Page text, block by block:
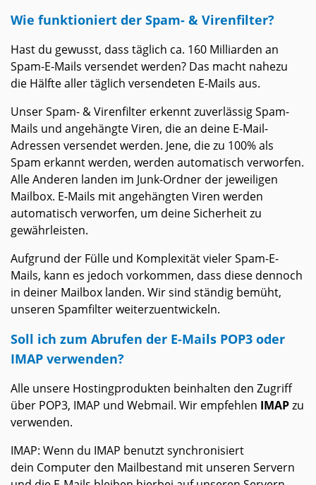
Wie funktioniert der Spam- & Virenfilter?
Hast du gewusst, dass täglich ca. 160 Milliarden an
Spam-E-Mails versendet werden? Das macht nahezu
die Hälfte aller täglich versendeten E-Mails aus.
Unser Spam- & Virenfilter erkennt zuverlässig Spam-
Mails und angehängte Viren, die an deine E-Mail-
Adressen versendet werden. Jene, die zu 100% als
Spam erkannt werden, werden automatisch verworfen.
Alle Anderen landen im Junk-Ordner der jeweiligen
Mailbox. E-Mails mit angehängten Viren werden
automatisch verworfen, um deine Sicherheit zu
gewährleisten.
Aufgrund der Fülle und Komplexität vieler Spam-E-
Mails, kann es jedoch vorkommen, dass diese dennoch
in deiner Mailbox landen. Wir sind ständig bemüht,
unseren Spamfilter weiterzuentwickeln.
Soll ich zum Abrufen der E-Mails POP3 oder
IMAP verwenden?
Alle unsere Hostingprodukten beinhalten den Zugriff
über POP3, IMAP und Webmail. Wir empfehlen IMAPzu
verwenden.
IMAP: Wenn du IMAP benutzt synchronisiert
dein Computer den Mailbestand mit unseren Servern